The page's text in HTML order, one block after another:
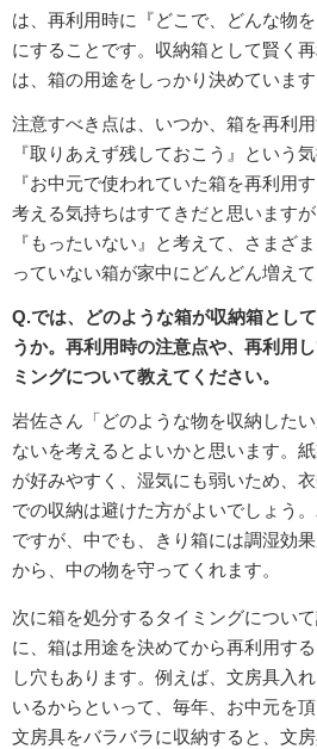
は、再利用時に『どこで、どんな物
にすることです。収納箱として賢く
は、箱の用途をしっかり決めています
注意すべき点は、いつか、箱を再利
『取りあえず残しておこう』という
『お中元で使われていた箱を再利用
考える気持ちはすてきだと思いますが
『もったいない』と考えて、さまざ
っていない箱が家中にどんどん増えて
Q.では、どのような箱が収納箱とし
うか。再利用時の注意点や、再利用
ミングについて教えてください。
岩佐さん「どのような物を収納した
ないを考えるとよいかと思います。
が好みやすく、湿気にも弱いため、
での収納は避けた方がよいでしょう
ですが、中でも、きり箱には調湿効
から、中の物を守ってくれます。
次に箱を処分するタイミングについ
に、箱は用途を決めてから再利用す
し穴もあります。例えば、文房具入
いるからといって、毎年、お中元を
文房具をバラバラに収納すると、文